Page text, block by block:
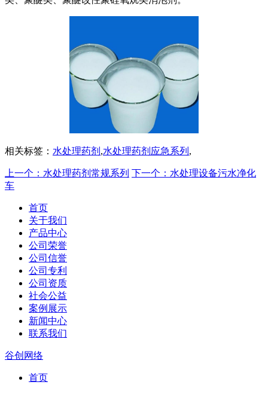
相关标签： 水处理药剂 ,水处理药剂应急系列 ,
上一个：水处理药剂常规系列 下一个：水处理设备污水净化
车
首页
关于我们
产品中心
公司荣誉
公司信誉
公司专利
公司资质
社会公益
案例展示
新闻中心
联系我们
谷创网络
首页